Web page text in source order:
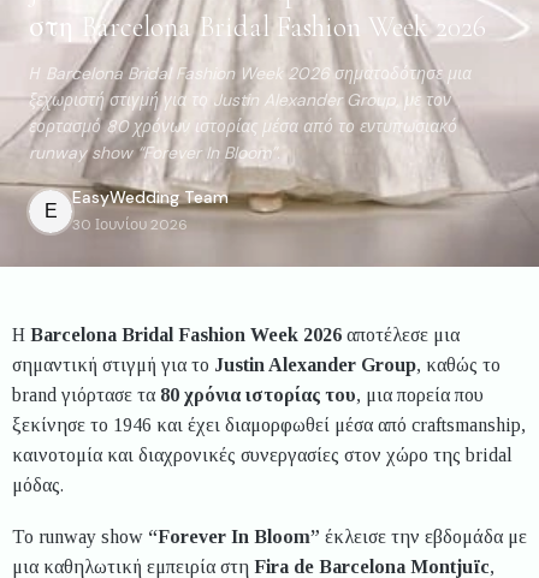
στη Barcelona Bridal Fashion Week 2026
Η Barcelona Bridal Fashion Week 2026 σηματοδότησε μια
ξεχωριστή στιγμή για το Justin Alexander Group, με τον
εορτασμό 80 χρόνων ιστορίας μέσα από το εντυπωσιακό
runway show “Forever In Bloom”.
E
EasyWedding Team
30 Ιουνίου 2026
Η Barcelona Bridal Fashion Week 2026 αποτέλεσε μια
σημαντική στιγμή για το Justin Alexander Group, καθώς το
brand γιόρτασε τα 80 χρόνια ιστορίας του, μια πορεία που
ξεκίνησε το 1946 και έχει διαμορφωθεί μέσα από craftsmanship,
καινοτομία και διαχρονικές συνεργασίες στον χώρο της bridal
μόδας.
Το runway show “Forever In Bloom” έκλεισε την εβδομάδα με
μια καθηλωτική εμπειρία στη Fira de Barcelona Montjuïc,